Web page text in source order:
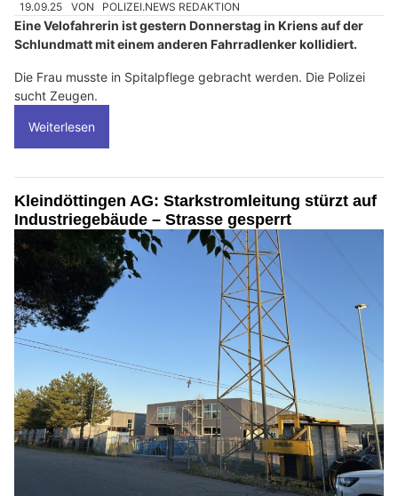
19.09.25 VON POLIZEI.NEWS REDAKTION
Eine Velofahrerin ist gestern Donnerstag in Kriens auf der
Schlundmatt mit einem anderen Fahrradlenker kollidiert.
Die Frau musste in Spitalpflege gebracht werden. Die Polizei
sucht Zeugen.
Weiterlesen
Kleindöttingen AG: Starkstromleitung stürzt auf
Industriegebäude – Strasse gesperrt